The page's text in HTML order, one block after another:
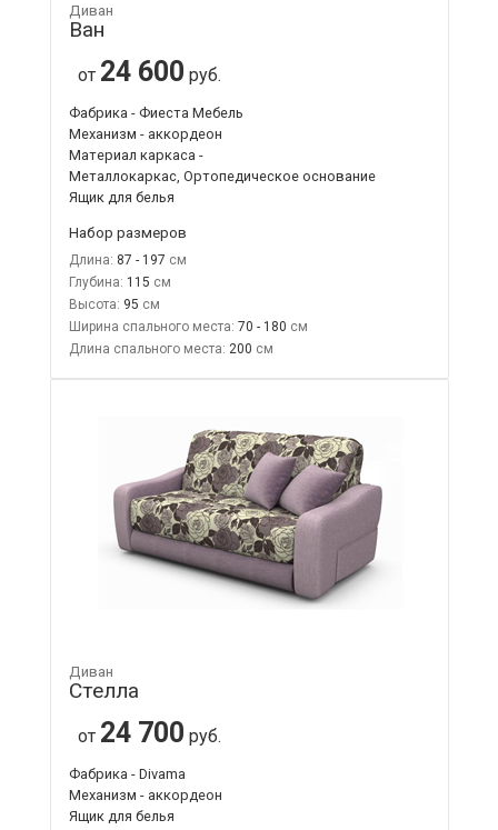
Диван
Ван
от 24 600 руб.
Фабрика - Фиеста Мебель
Механизм - аккордеон
Материал каркаса -
Металлокаркас, Ортопедическое основание
Ящик для белья
Набор размеров
Длина: 87 - 197
Глубина: 115
Высота: 95
Ширина спального места: 70 - 180
Длина спального места: 200
Диван
Стелла
от 24 700 руб.
Фабрика - Divama
Механизм - аккордеон
Ящик для белья